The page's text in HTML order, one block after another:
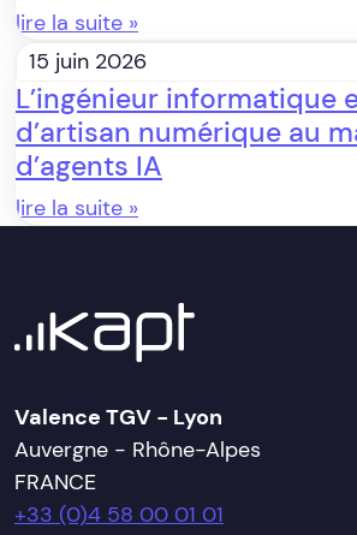
lire la suite »
15 juin 2026
L’ingénieur informatique
d’artisan numérique au
d’agents IA
lire la suite »
Valence TGV - Lyon
Auvergne - Rhône-Alpes
FRANCE
+33 (0)4 58 00 01 01